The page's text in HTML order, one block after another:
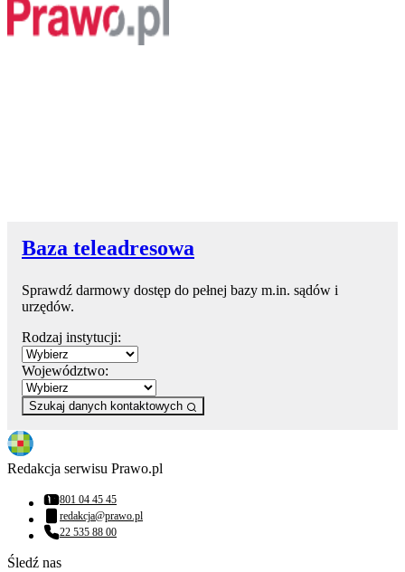
Baza teleadresowa
Sprawdź darmowy dostęp do pełnej bazy m.in. sądów i
urzędów.
Rodzaj instytucji:
Województwo:
Szukaj danych kontaktowych
Redakcja serwisu Prawo.pl
Numer telefonu:
801 04 45 45
Adres email:
redakcja@prawo.pl
Numer telefonu:
22 535 88 00
Śledź nas